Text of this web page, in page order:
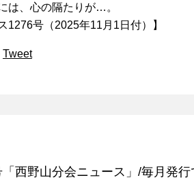
は、心の隔たりが…。
1276号（2025年11月1日付）】
Tweet
西野山分会ニュース」/毎月発行